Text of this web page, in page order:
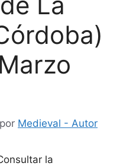
por Medieval - Autor
la